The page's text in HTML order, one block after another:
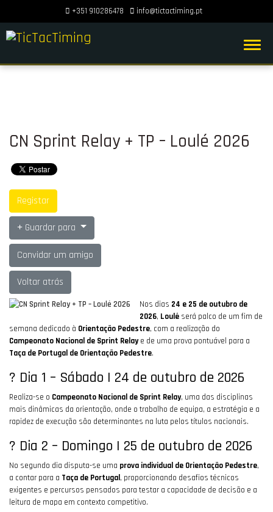
+351 910286478 info@tictactiming.pt
CN Sprint Relay + TP – Loulé 2026
Registar
Guardar para
Convidar um amigo
Voltar atrás
Nos dias 24 e 25 de outubro de
2026, Loulé será palco de um fim de
semana dedicado à Orientação Pedestre, com a realização do
Campeonato Nacional de Sprint Relaye de uma prova pontuável para a
Taça de Portugal de Orientação Pedestre.
? Dia 1 – Sábado | 24 de outubro de 2026
Realiza-se o Campeonato Nacional de Sprint Relay, uma das disciplinas
mais dinâmicas da orientação, onde o trabalho de equipa, a estratégia e a
rapidez de execução são determinantes na luta pelos títulos nacionais.
? Dia 2 – Domingo | 25 de outubro de 2026
No segundo dia disputa-se uma prova individual de Orientação Pedestre,
a contar para a Taça de Portugal , proporcionando desafios técnicos
exigentes e percursos pensados para testar a capacidade de decisão e a
leitura de mapa em contexto competitivo.